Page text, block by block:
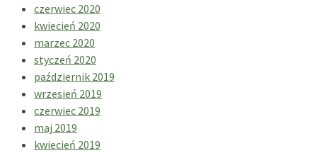
czerwiec 2020
kwiecień 2020
marzec 2020
styczeń 2020
październik 2019
wrzesień 2019
czerwiec 2019
maj 2019
kwiecień 2019